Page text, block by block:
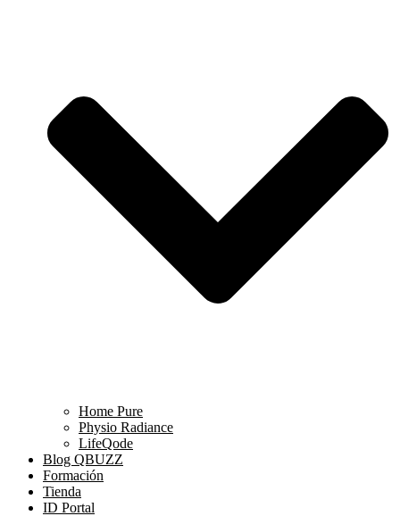
Home Pure
Physio Radiance
LifeQode
Blog QBUZZ
Formación
Tienda
ID Portal